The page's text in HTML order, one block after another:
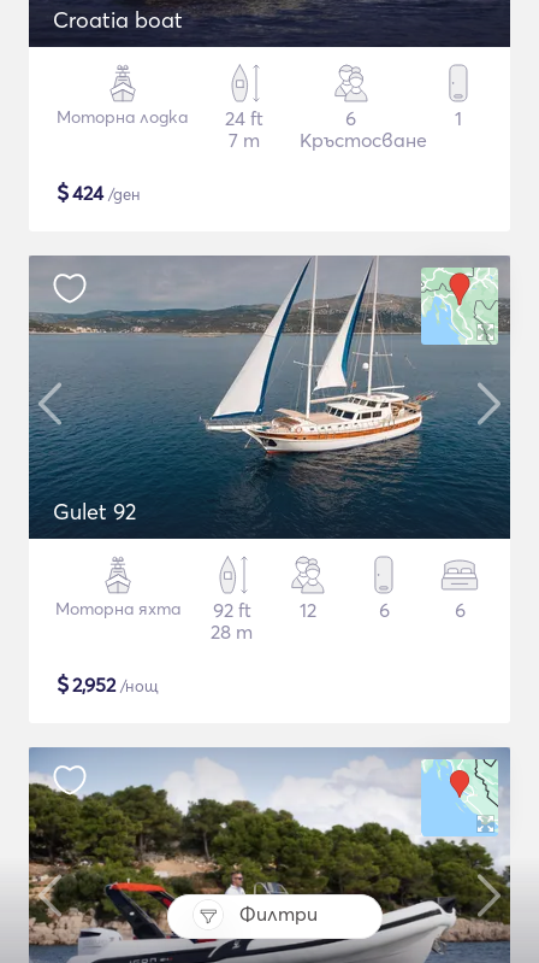
Филтри
Croatia boat
Моторна лодка
24 ft
7 m
6
Кръстосване
1
$424/ден
Gulet 92
Моторна яхта
92 ft
28 m
12 6 6
$2,952/нощ